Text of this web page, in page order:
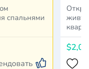
спальнями